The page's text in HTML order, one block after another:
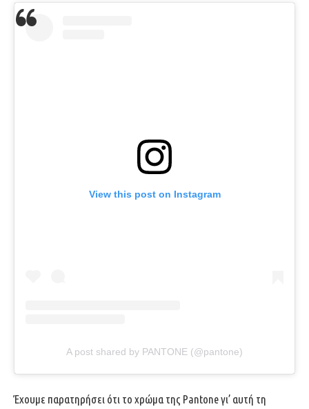
View this post on Instagram
A post shared by PANTONE (@pantone)
Έχουμε παρατηρήσει ότι το χρώμα της Pantone γι’ αυτή τη